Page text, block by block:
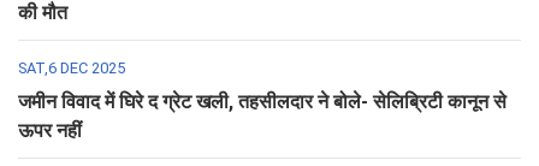
की मौत
SAT,6 DEC 2025
जमीन विवाद में घिरे द ग्रेट खली, तहसीलदार ने बोले- सेलिब्रिटी कानून से
ऊपर नहीं